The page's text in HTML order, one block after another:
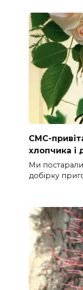
СМС-
хлопчика і
Ми
добірку